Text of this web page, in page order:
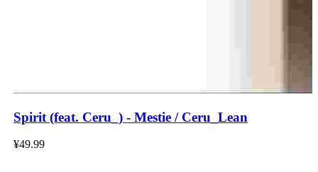
Spirit (feat. Ceru_) - Mestie / Ceru_Lean
¥49.99